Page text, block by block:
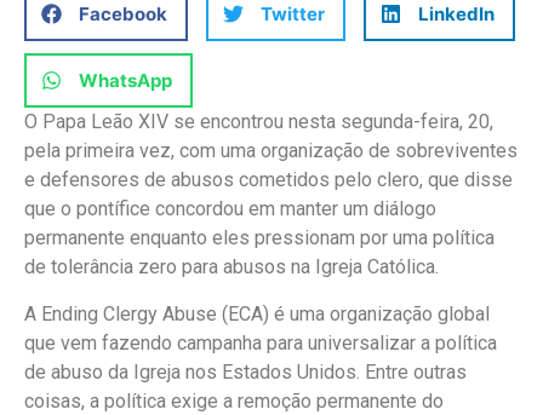
Facebook
Twitter LinkedIn
WhatsApp
O Papa Leão XIV se encontrou nesta segunda-feira, 20,
pela primeira vez, com uma organização de sobreviventes
e defensores de abusos cometidos pelo clero, que disse
que o pontífice concordou em manter um diálogo
permanente enquanto eles pressionam por uma política
de tolerância zero para abusos na Igreja Católica.
A Ending Clergy Abuse (ECA) é uma organização global
que vem fazendo campanha para universalizar a política
de abuso da Igreja nos Estados Unidos. Entre outras
coisas, a política exige a remoção permanente do